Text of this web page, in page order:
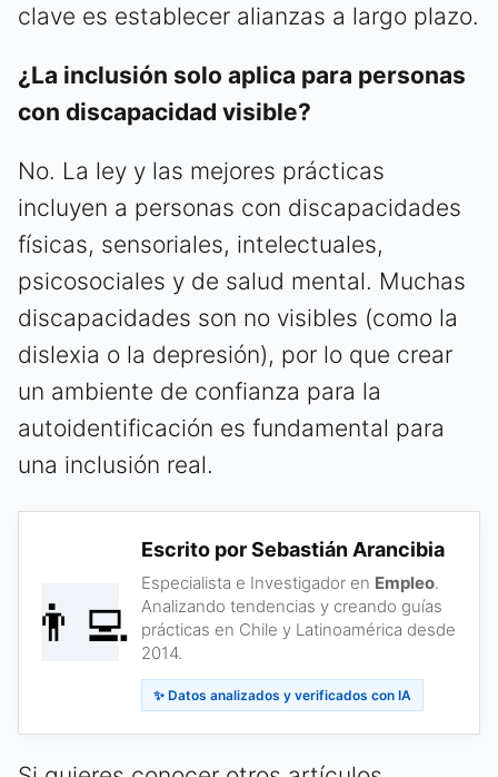
clave es establecer alianzas a largo plazo.
¿La inclusión solo aplica para personas
con discapacidad visible?
No. La ley y las mejores prácticas
incluyen a personas con discapacidades
físicas, sensoriales, intelectuales,
psicosociales y de salud mental. Muchas
discapacidades son no visibles (como la
dislexia o la depresión), por lo que crear
un ambiente de confianza para la
autoidentificación es fundamental para
una inclusión real.
👨‍💻
Escrito por Sebastián Arancibia
Especialista e Investigador en Empleo.
Analizando tendencias y creando guías
prácticas en Chile y Latinoamérica desde
2014.
✨ Datos analizados y verificados con IA